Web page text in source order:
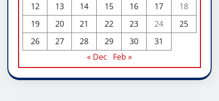
12
13 14 15 16 17
18
19
20 21 22 23 24
25
26
27 28 29 30
31
« Dec
Feb »